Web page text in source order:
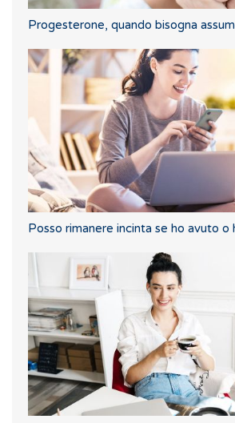
Progesterone, quando bisogna
Posso rimanere incinta se ho avuto o